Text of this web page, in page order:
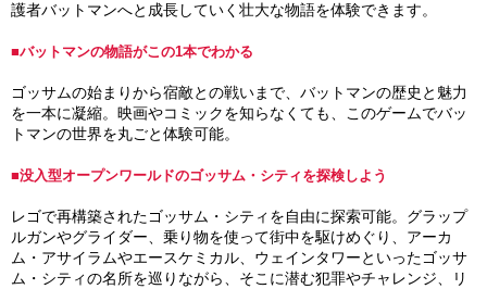
護者バットマンへと成長していく壮大な物語を体験できます。
■バットマンの物語がこの1本でわかる
ゴッサムの始まりから宿敵との戦いまで、バットマンの歴史と魅力
を一本に凝縮。映画やコミックを知らなくても、このゲームでバッ
トマンの世界を丸ごと体験可能。
■没入型オープンワールドのゴッサム・シティを探検しよう
レゴで再構築されたゴッサム・シティを自由に探索可能。グラップ
ルガンやグライダー、乗り物を使って街中を駆けめぐり、アーカ
ム・アサイラムやエースケミカル、ウェインタワーといったゴッサ
ム・シティの名所を巡りながら、そこに潜む犯罪やチャレンジ、リ